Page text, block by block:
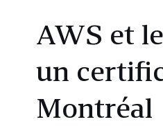
AWS et
un
Montréal